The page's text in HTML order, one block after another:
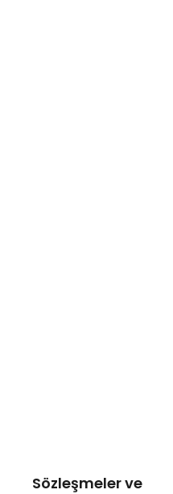
Sözleşmeler ve